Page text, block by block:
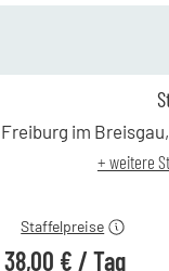
54,00 €
Staffelpreise
38,00 € /Tag
Freiburg im Breisgau,
+ weitere